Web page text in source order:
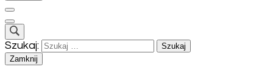
Szukaj:
Zamknij